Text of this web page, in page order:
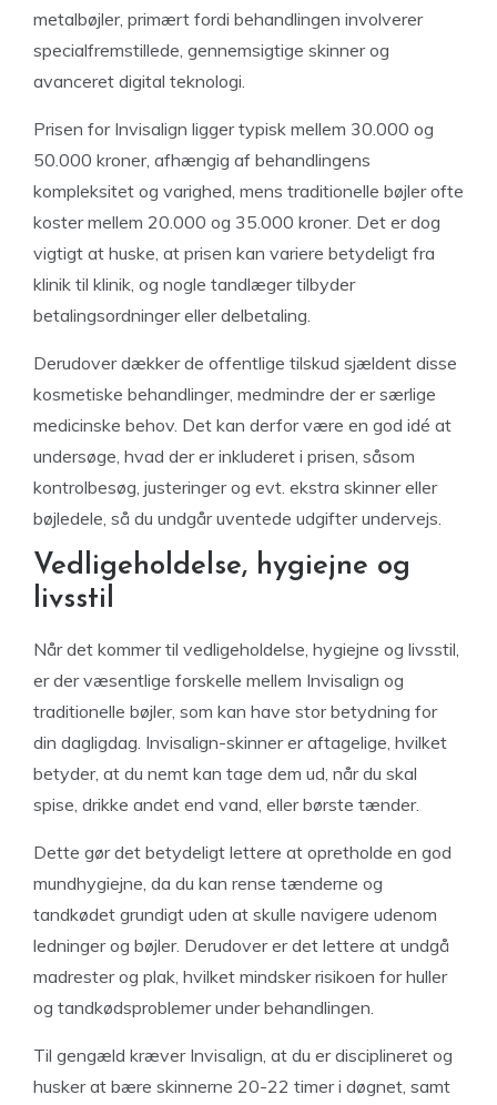
metalbøjler, primært fordi behandlingen involverer
specialfremstillede, gennemsigtige skinner og
avanceret digital teknologi.
Prisen for Invisalign ligger typisk mellem 30.000 og
50.000 kroner, afhængig af behandlingens
kompleksitet og varighed, mens traditionelle bøjler ofte
koster mellem 20.000 og 35.000 kroner. Det er dog
vigtigt at huske, at prisen kan variere betydeligt fra
klinik til klinik, og nogle tandlæger tilbyder
betalingsordninger eller delbetaling.
Derudover dækker de offentlige tilskud sjældent disse
kosmetiske behandlinger, medmindre der er særlige
medicinske behov. Det kan derfor være en god idé at
undersøge, hvad der er inkluderet i prisen, såsom
kontrolbesøg, justeringer og evt. ekstra skinner eller
bøjledele, så du undgår uventede udgifter undervejs.
Vedligeholdelse, hygiejne og
livsstil
Når det kommer til vedligeholdelse, hygiejne og livsstil,
er der væsentlige forskelle mellem Invisalign og
traditionelle bøjler, som kan have stor betydning for
din dagligdag. Invisalign-skinner er aftagelige, hvilket
betyder, at du nemt kan tage dem ud, når du skal
spise, drikke andet end vand, eller børste tænder.
Dette gør det betydeligt lettere at opretholde en god
mundhygiejne, da du kan rense tænderne og
tandkødet grundigt uden at skulle navigere udenom
ledninger og bøjler. Derudover er det lettere at undgå
madrester og plak, hvilket mindsker risikoen for huller
og tandkødsproblemer under behandlingen.
Til gengæld kræver Invisalign, at du er disciplineret og
husker at bære skinnerne 20-22 timer i døgnet, samt